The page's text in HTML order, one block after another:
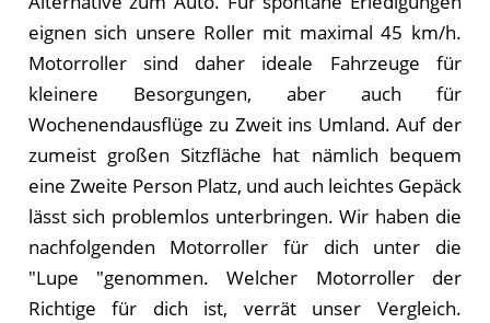
eignen sich unsere Roller mit maximal 45 km/h.
Motorroller sind daher ideale Fahrzeuge für
kleinere Besorgungen, aber auch für
Wochenendausflüge zu Zweit ins Umland. Auf der
zumeist großen Sitzfläche hat nämlich bequem
eine Zweite Person Platz, und auch leichtes Gepäck
lässt sich problemlos unterbringen. Wir haben die
nachfolgenden Motorroller für dich unter die
"Lupe "genommen. Wel­cher Motorroller der
Rich­ti­ge für dich ist, ver­rät un­ser Ver­gleich.